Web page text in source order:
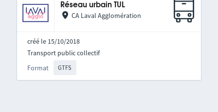
Réseau urbain TUL
CA Laval Agglomération
créé le 15/10/2018
Format GTFS
Transport public collectif